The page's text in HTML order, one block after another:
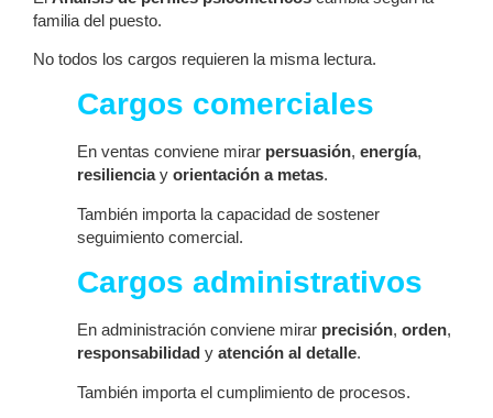
familia del puesto.
No todos los cargos requieren la misma lectura.
Cargos comerciales
En ventas conviene mirar persuasión, energía,
resilienciay orientación a metas.
También importa la capacidad de sostener
seguimiento comercial.
Cargos administrativos
En administración conviene mirar precisión, orden,
responsabilidad y atención al detalle.
También importa el cumplimiento de procesos.